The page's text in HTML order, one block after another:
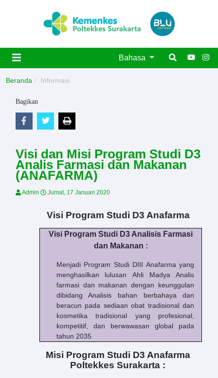
Bahasa
Beranda Informasi
Bagikan
Visi dan Misi Program Studi D3
Analis Farmasi dan Makanan
(ANAFARMA)
Admin Jumat, 17 Januari 2020
Visi Program Studi D3 Anafarma
Visi Program Studi D3 Analisis Farmasi
dan Makanan :
Menjadi Program Studi DIII Anafarma yang
menghasilkan lulusan Ahli MadyaAnalis
farmasi dan makanan dengan keunggulan
dibidang Analisis bahan berbahaya dan
beracun pada sediaan obat tradisional dan
kosmetika tradisional yang profesional,
kompetitif, dan berwawasan global pada
tahun 2035
Misi ProgramStudi D3 Anafarma
Poltekkes Surakarta :